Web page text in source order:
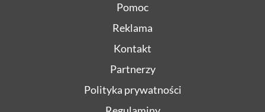
Pomoc
Reklama
Kontakt
Partnerzy
Polityka prywatności